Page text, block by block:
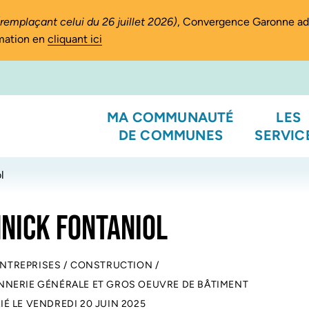
celui du 26 juillet 2026), Convergence Garonne
en cliquant ici
MA COMMUNAUTÉ
DE COMMUNES
LES
FONTANIOL
/ CONSTRUCTION /
GÉNÉRALE ET GROS OEUVRE DE BÂTIMENT
LE VENDREDI 20 JUIN 2025